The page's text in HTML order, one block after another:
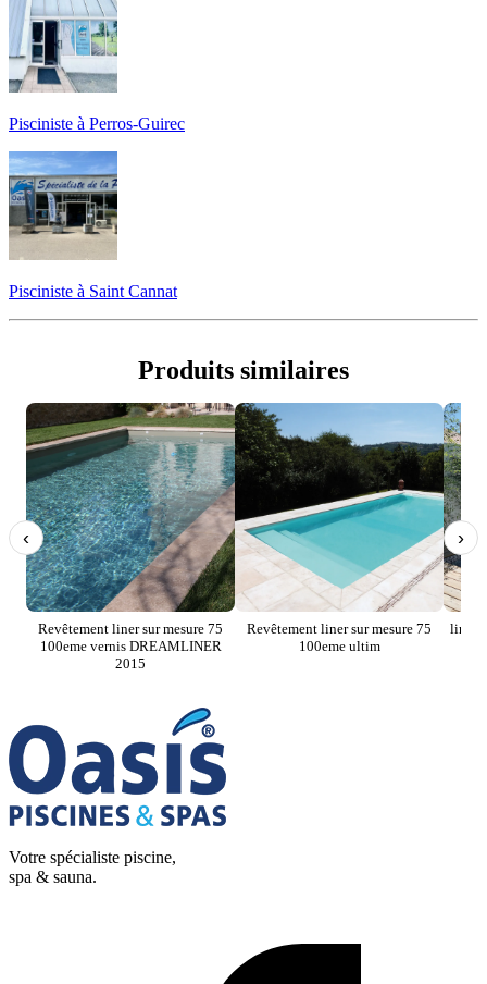
Pisciniste à Perros-Guirec
Pisciniste à Saint Cannat
Produits similaires
‹
Revêtement liner sur mesure 75
100eme vernis DREAMLINER
2015
Revêtement liner sur mesure 75
100eme ultim
liner
›
Votre spécialiste piscine,
spa & sauna.